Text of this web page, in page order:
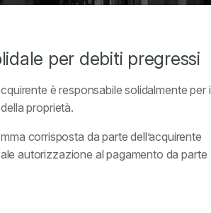
per debiti pregressi
è responsabile solidalmente per i
proprietà.
corrisposta da parte dell’acquirente
autorizzazione al pagamento da parte